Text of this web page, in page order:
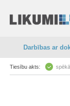
Darbības ar
Tiesību akts: